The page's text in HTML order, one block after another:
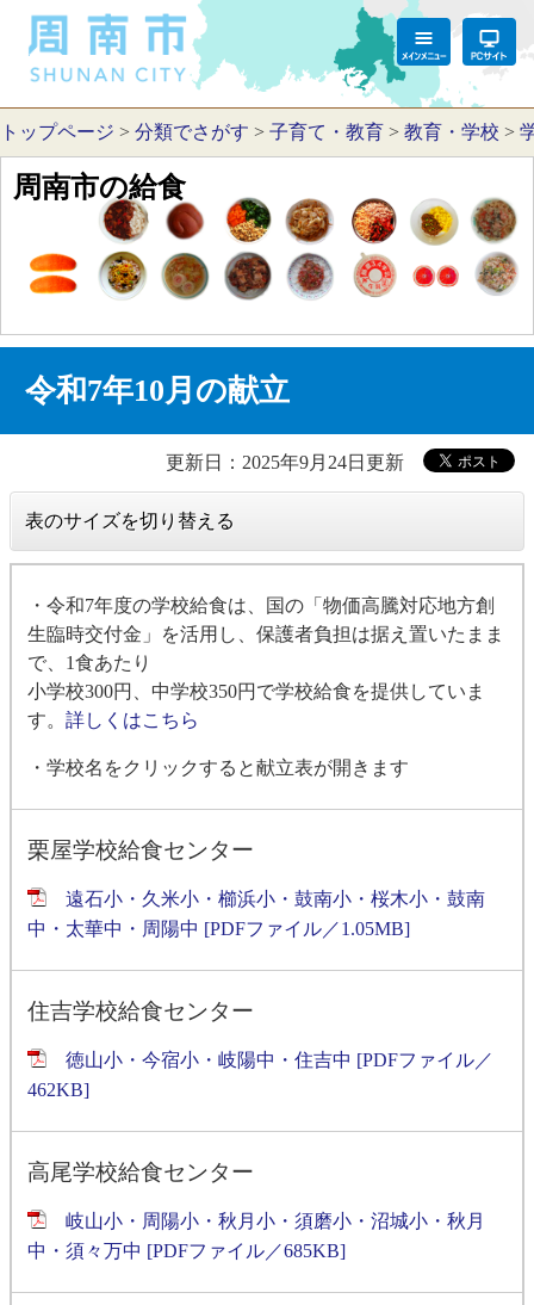
トップページ > 分類でさがす > 子育て・教育 > 教育・学校 >
周南市の給食
令和7年10月の献立
更新日：2025年9月24日更新
表のサイズを切り替える
・令和7年度の学校給食は、国の「物価高騰対応地方創
生臨時交付金」を活用し、保護者負担は据え置いたまま
で、1食あたり
小学校300円、中学校350円で学校給食を提供していま
す。 詳しくはこちら
・学校名をクリックすると献立表が開きます
栗屋学校給食センター
遠石小・久米小・櫛浜小・鼓南小・桜木小・鼓南
中・太華中・周陽中 [PDFファイル／1.05MB]
住吉学校給食センター
徳山小・今宿小・岐陽中・住吉中 [PDFファイル／
462KB]
高尾学校給食センター
岐山小・周陽小・秋月小・須磨小・沼城小・秋月
中・須々万中 [PDFファイル／685KB]